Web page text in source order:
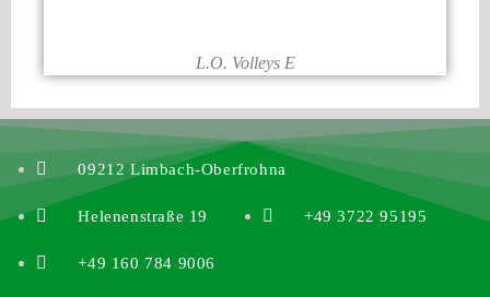
L.O. Volleys E
09212 Limbach-Oberfrohna
Helenenstraße 19 +49 3722 95195
+49 160 784 9006